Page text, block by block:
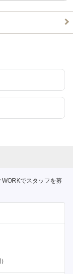
でスタッフを募